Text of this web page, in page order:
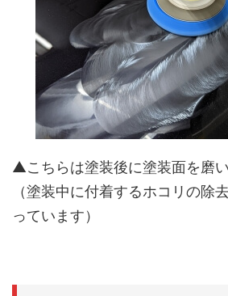
▲こちらは塗装後に塗装面を磨い
（塗装中に付着するホコリの除
っています）